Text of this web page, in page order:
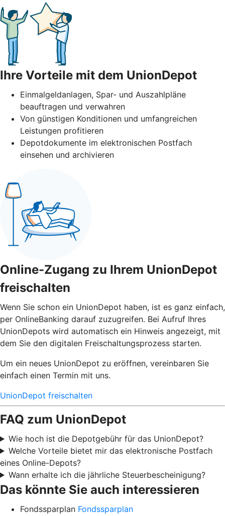
Ihre Vorteile mit dem UnionDepot
Einmalgeldanlagen, Spar- und Auszahlpläne
beauftragen und verwahren
Von günstigen Konditionen und umfangreichen
Leistungen profitieren
Depotdokumente im elektronischen Postfach
einsehen und archivieren
Online-Zugang zu Ihrem UnionDepot
freischalten
Wenn Sie schon ein UnionDepot haben, ist es ganz einfach,
per OnlineBanking darauf zuzugreifen. Bei Aufruf Ihres
UnionDepots wird automatisch ein Hinweis angezeigt, mit
dem Sie den digitalen Freischaltungsprozess starten.
Um ein neues UnionDepot zu eröffnen, vereinbaren Sie
einfach einen Termin mit uns.
UnionDepot freischalten
FAQ zum UnionDepot
Wie hoch ist die Depotgebühr für das UnionDepot?
Welche Vorteile bietet mir das elektronische Postfach
eines Online-Depots?
Wann erhalte ich die jährliche Steuerbescheinigung?
Das könnte Sie auch interessieren
Fondssparplan Fondssparplan